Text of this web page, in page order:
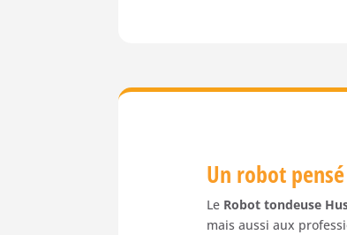
Un robot
Le Robot tondeuse
mais aussi aux